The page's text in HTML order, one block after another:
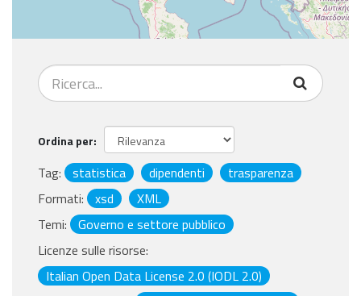
Ordina per
Tag: statistica dipendenti
trasparenza
Formati:
xsd
XML
Temi:
Governo e settore pubblico
Licenze sulle risorse:
Italian Open Data License 2.0 (IODL 2.0)